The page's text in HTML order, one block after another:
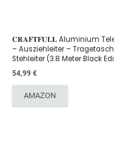
𝐂𝐑𝐀𝐅𝐓𝐅𝐔𝐋𝐋 Aluminium
– Ausziehleiter –
Stehleiter (3.8 Meter Black
54,99 €
AMAZON